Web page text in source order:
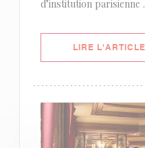
d’institution parisienne .
LIRE L'ARTICLE